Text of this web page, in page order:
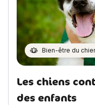
Bien-être du
Les chiens
des enfants